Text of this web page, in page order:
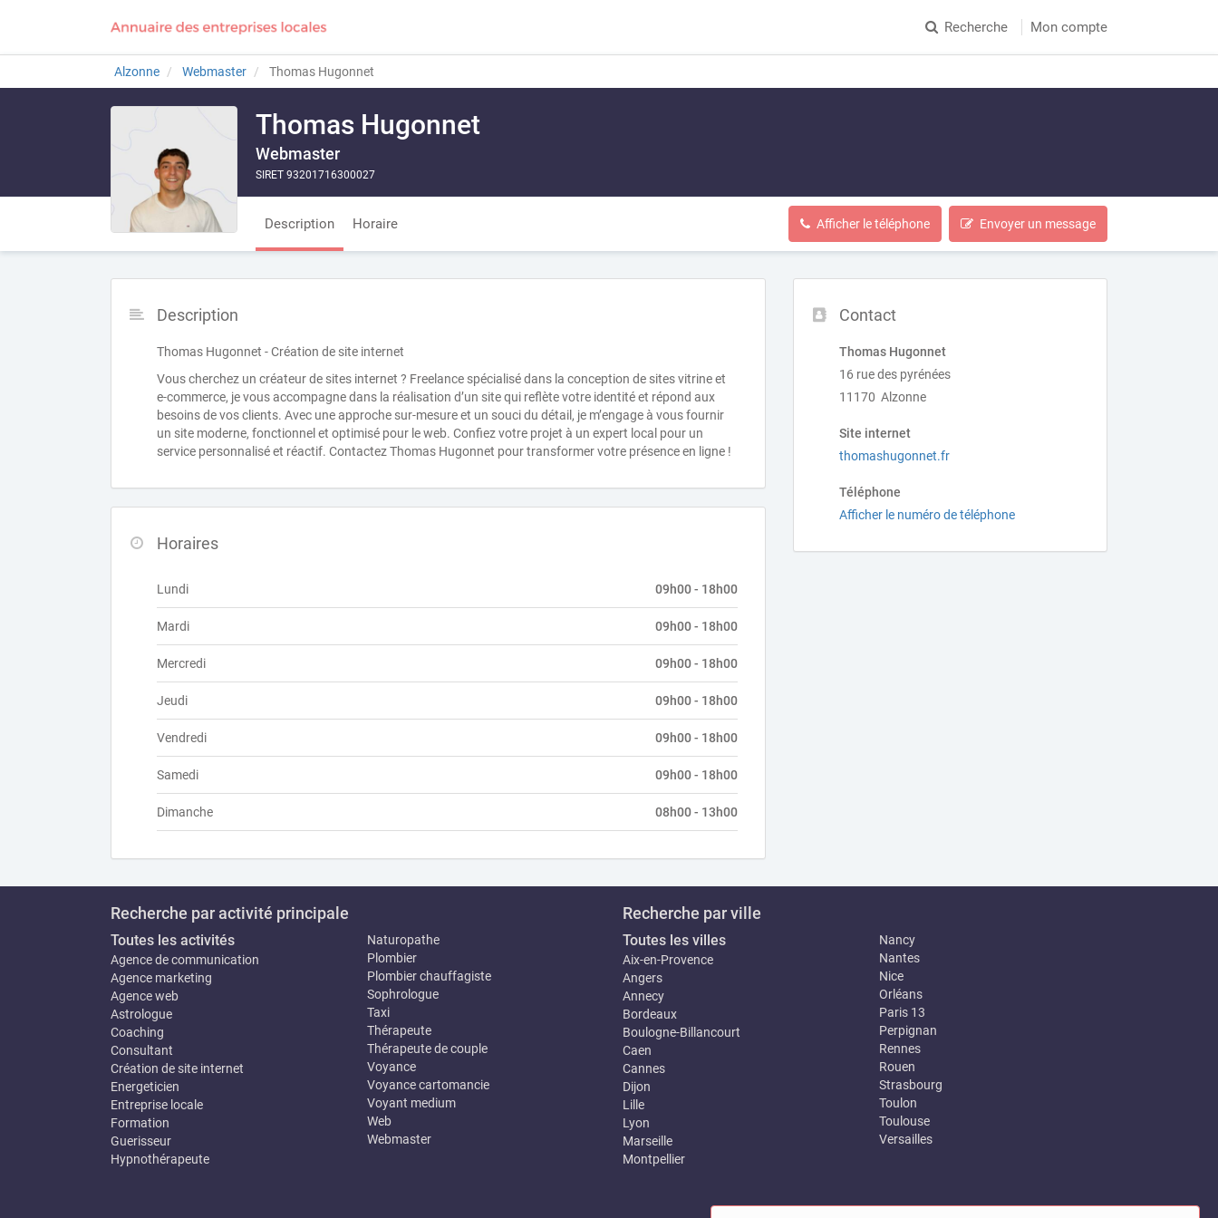
Recherche Mon compte
Alzonne Webmaster Thomas Hugonnet
Thomas Hugonnet
Webmaster
SIRET 93201716300027
Description Horaire Afficher le téléphone Envoyer un message
Contact
Thomas Hugonnet
16 rue des pyrénées
11170 Alzonne
Site internet
thomashugonnet.fr
Téléphone
Afficher le numéro de téléphone
Description
Thomas Hugonnet - Création de site internet
Vous cherchez un créateur de sites internet ? Freelance spécialisé dans la conception de sites vitrine et
e-commerce, je vous accompagne dans la réalisation d’un site qui reflète votre identité et répond aux
besoins de vos clients. Avec une approche sur-mesure et un souci du détail, je m’engage à vous fournir
un site moderne, fonctionnel et optimisé pour le web. Confiez votre projet à un expert local pour un
service personnalisé et réactif. Contactez Thomas Hugonnet pour transformer votre présence en ligne !
Horaires
Lundi 09h00 - 18h00
Mardi 09h00 - 18h00
Mercredi 09h00 - 18h00
Jeudi 09h00 - 18h00
Vendredi 09h00 - 18h00
Samedi 09h00 - 18h00
Dimanche 08h00 - 13h00
Recherche par activité principale
Toutes les activités
Agence de communication
Agence marketing
Agence web
Astrologue
Coaching
Consultant
Création de site internet
Energeticien
Entreprise locale
Formation
Guerisseur
Hypnothérapeute
Naturopathe
Plombier
Plombier chauffagiste
Sophrologue
Taxi
Thérapeute
Thérapeute de couple
Voyance
Voyance cartomancie
Voyant medium
Web
Webmaster
Recherche par ville
Toutes les villes
Aix-en-Provence
Angers
Annecy
Bordeaux
Boulogne-Billancourt
Caen
Cannes
Dijon
Lille
Lyon
Marseille
Montpellier
Nancy
Nantes
Nice
Orléans
Paris 13
Perpignan
Rennes
Rouen
Strasbourg
Toulon
Toulouse
Versailles